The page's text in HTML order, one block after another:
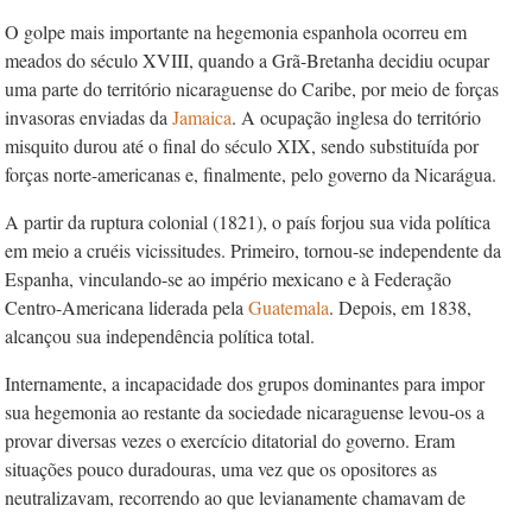
O golpe mais importante na hegemonia espanhola ocorreu em
meados do século XVIII, quando a Grã-Bretanha decidiu ocupar
uma parte do território nicaraguense do Caribe, por meio de forças
invasoras enviadas da Jamaica. A ocupação inglesa do território
misquito durou até o final do século XIX, sendo substituída por
forças norte-americanas e, finalmente, pelo governo da Nicarágua.
A partir da ruptura colonial (1821), o país forjou sua vida política
em meio a cruéis vicissitudes. Primeiro, tornou-se independente da
Espanha, vinculando-se ao império mexicano e à Federação
Centro-Americana liderada pela Guatemala. Depois, em 1838,
alcançou sua independência política total.
Internamente, a incapacidade dos grupos dominantes para impor
sua hegemonia ao restante da sociedade nicaraguense levou-os a
provar diversas vezes o exercício ditatorial do governo. Eram
situações pouco duradouras, uma vez que os opositores as
neutralizavam, recorrendo ao que levianamente chamavam de